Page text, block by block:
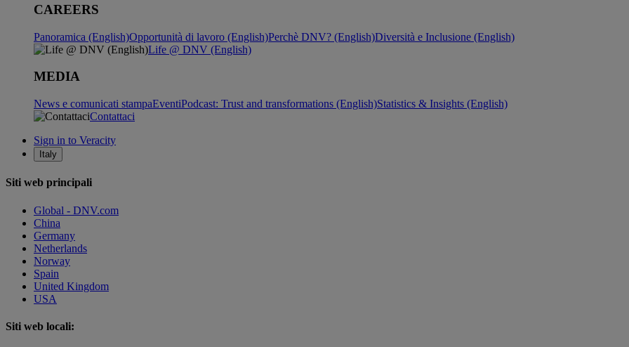
CAREERS
Panoramica (English)Opportunità di lavoro (English)Perchè DNV? (English)Diversità e Inclusione (English)
Life @ DNV (English)
MEDIA
News e comunicati stampaEventiPodcast: Trust and transformations (English)Statistics & Insights (English)
Contattaci
Sign in to Veracity
Italy
Siti web principali
Global - DNV.com
China
Germany
Netherlands
Norway
Spain
United Kingdom
USA
Siti web locali: